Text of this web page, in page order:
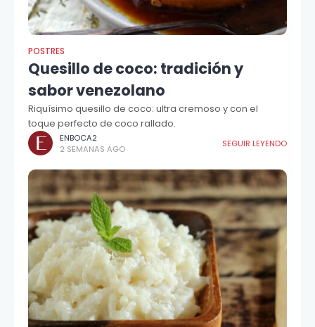
POSTRES
Quesillo de coco: tradición y
sabor venezolano
Riquísimo quesillo de coco: ultra cremoso y con el
toque perfecto de coco rallado.
ENBOCA2
2 SEMANAS AGO
SEGUIR LEYENDO